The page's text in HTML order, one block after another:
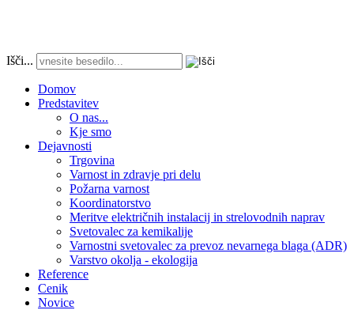
Išči...
Domov
Predstavitev
O nas...
Kje smo
Dejavnosti
Trgovina
Varnost in zdravje pri delu
Požarna varnost
Koordinatorstvo
Meritve električnih instalacij in strelovodnih naprav
Svetovalec za kemikalije
Varnostni svetovalec za prevoz nevarnega blaga (ADR)
Varstvo okolja - ekologija
Reference
Cenik
Novice